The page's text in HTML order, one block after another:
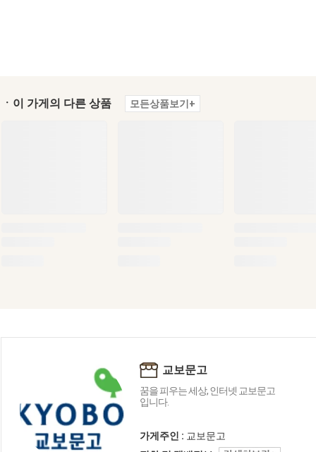
ㆍ이 가게의 다른 상품 모든상품보기+
교보문고
꿈을 피우는 세상, 인터넷 교보문고
입니다.
가게주인 : 교보문고